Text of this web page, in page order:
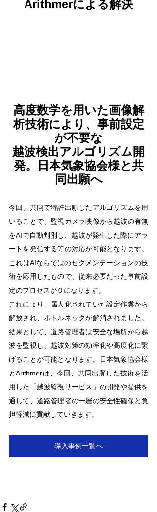
Arithmerによる解決
高度数学を用いた画像解
析技術により、事前設定
が不要な
越波検出アルゴリズム開
発。日本気象協会様と共
同出願へ
今回、共同で特許出願したアルゴリズムを用
いることで、監視カメラ映像から越波の有無
をAIで自動判別し、越波が発生した際にアラ
ートを発信する等の対応が可能となります。
これはAIならではのセグメンテーションの技
術を応用したもので、従来必要だった事前設
定のプロセスが０になります。
これにより、属人化されていた設定作業から
解放され、ボトルネックが解消されました。
結果として、道路管理者は安全な場所から越
波を監視し、越波対策の効率化や高度化に繋
げることが可能となります。日本気象協会様
とArithmerは、今回、共同出願した技術を活
用した「越波監視サービス」の開発や提供を
通して、道路管理者の一層の安全性確保と負
担軽減に貢献していきます。
導入事例一覧へ